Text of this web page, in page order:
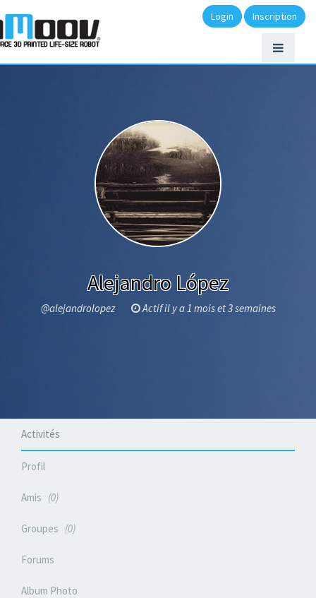
Login Inscription
Alejandro López
@alejandrolopez Actif il y a 1 mois et 3 semaines
Activités
Profil
Amis 0
Groupes 0
Forums
Album Photo